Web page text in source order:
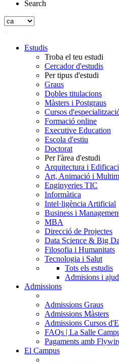
Search
Estudis
Troba el teu estudi
Cercador d'estudis
Per tipus d'estudi
Graus
Dobles titulacions
Màsters i Postgraus
Cursos
Formació online
Executive Education
Escola d'estiu
Doctorat
Per l'àrea d'estudi
Arquitectura i
Art, Animació i
Enginyeries TIC
Informàtica
Intel·ligència Artificial
Business i
MBA
Direcció de Projectes
Data Science & Big
Filosofia i Humanitats
Tecnologia i Salut
Tots els estudis
Admisions i
Admissions
Admissions Graus
Admissions Màsters
Admissions Cursos
FAQs | La Salle
Pagaments amb
El Campus